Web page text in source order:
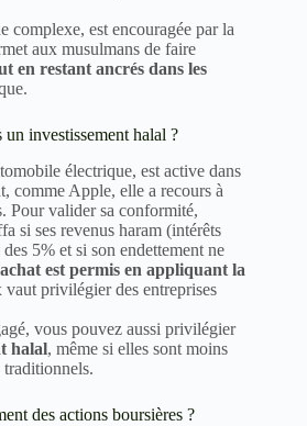
complexe, est encouragée par la
aux musulmans de faire
en restant ancrés dans les
investissement halal ?
électrique, est active dans
comme Apple, elle a recours à
Pour valider sa conformité,
si ses revenus haram (intérêts
5% et si son endettement ne
est permis en appliquant la
vaut privilégier des entreprises
vous pouvez aussi privilégier
halal, même si elles sont moins
traditionnels.
des actions boursières ?